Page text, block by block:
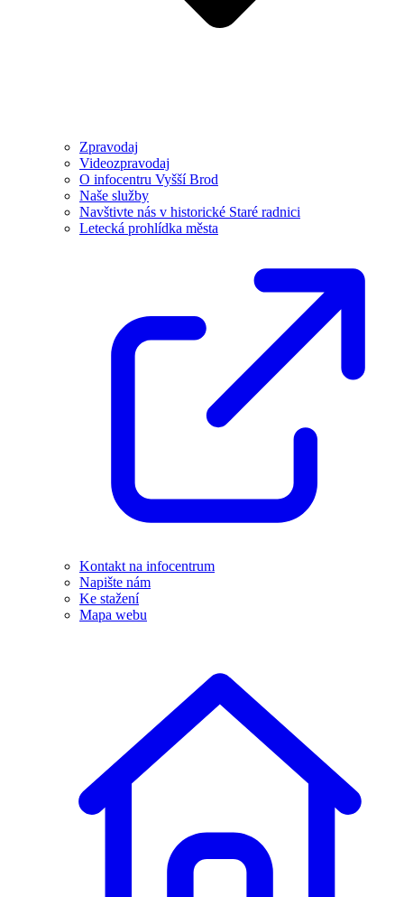
Zpravodaj
Videozpravodaj
O infocentru Vyšší Brod
Naše služby
Navštivte nás v historické Staré radnici
Letecká prohlídka města
Kontakt na infocentrum
Napište nám
Ke stažení
Mapa webu